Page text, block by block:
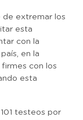
de extremar los
esta
con la
en la
con los
esta
testeos por